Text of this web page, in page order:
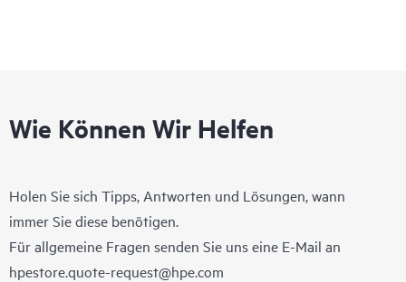
Wie Können Wir Helfen
Holen Sie sich Tipps, Antworten und Lösungen, wann
immer Sie diese benötigen.
Für allgemeine Fragen senden Sie uns eine E-Mail an
hpestore.quote-request@hpe.com